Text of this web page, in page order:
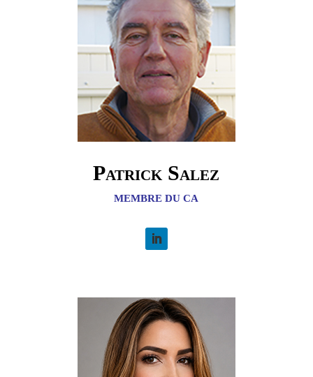
Patrick Salez
MEMBRE DU CA